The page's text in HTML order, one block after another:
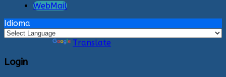
WebMail
Idioma
Translate
Login